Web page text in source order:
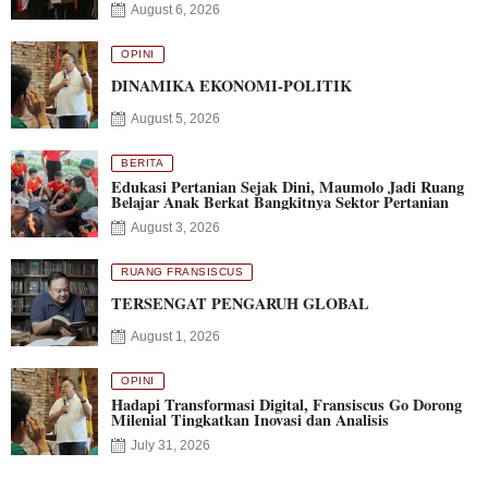
August 6, 2026
OPINI
DINAMIKA EKONOMI-POLITIK
August 5, 2026
BERITA
Edukasi Pertanian Sejak Dini, Maumolo Jadi Ruang
Belajar Anak Berkat Bangkitnya Sektor Pertanian
August 3, 2026
RUANG FRANSISCUS
TERSENGAT PENGARUH GLOBAL
August 1, 2026
OPINI
Hadapi Transformasi Digital, Fransiscus Go Dorong
Milenial Tingkatkan Inovasi dan Analisis
July 31, 2026